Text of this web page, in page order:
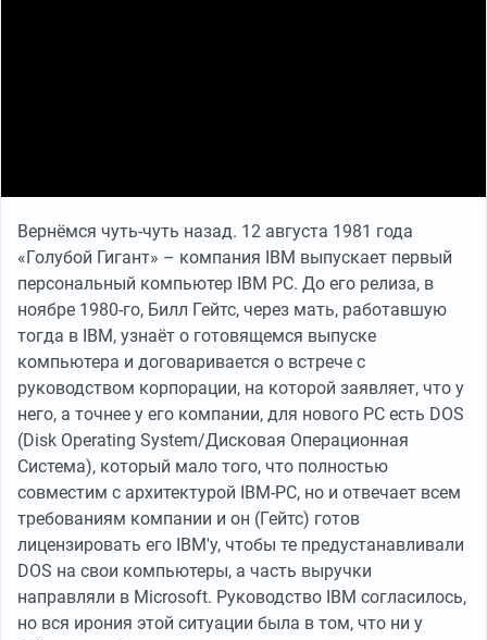
Вернёмся чуть-чуть назад. 12 августа 1981 года
«Голубой Гигант» – компания IBM выпускает первый
персональный компьютер IBM PC. До его релиза, в
ноябре 1980-го, Билл Гейтс, через мать, работавшую
тогда в IBM, узнаёт о готовящемся выпуске
компьютера и договаривается о встрече с
руководством корпорации, на которой заявляет, что у
него, а точнее у его компании, для нового PC есть DOS
(Disk Operating System/Дисковая Операционная
Система), который мало того, что полностью
совместим с архитектурой IBM-PC, но и отвечает всем
требованиям компании и он (Гейтс) готов
лицензировать его IBM'у, чтобы те предустанавливали
DOS на свои компьютеры, а часть выручки
направляли в Microsoft. Руководство IBM согласилось,
но вся ирония этой ситуации была в том, что ни у